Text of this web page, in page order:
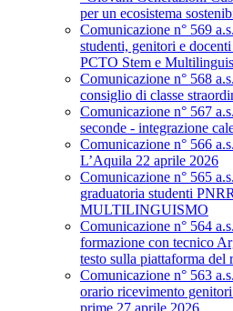
per un ecosistema
Comunicazione n° 569
studenti, genitori e
PCTO Stem e
Comunicazione n° 568
consiglio di classe
Comunicazione n° 567
seconde - integrazione
Comunicazione n° 566
L’Aquila 22 aprile 2026
Comunicazione n° 565
graduatoria studenti
MULTILINGUISMO
Comunicazione n° 564
formazione con tecnico
testo sulla piattaforma del
Comunicazione n° 563
orario ricevimento